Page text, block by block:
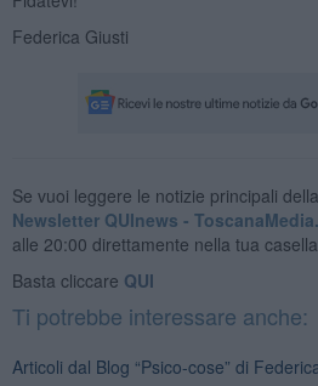
Federica Giusti
Se vuoi leggere le notizie principali
Newsletter QUInews - ToscanaMedia.
alle 20:00 direttamente nella tua
Basta cliccare QUI
Ti potrebbe interessare anche:
Articoli dal Blog “Psico-cose” di